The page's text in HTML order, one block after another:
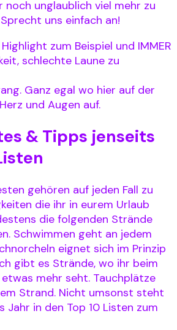
noch unglaublich viel mehr zu
uns einfach an!
zum Beispiel und IMMER
schlechte Laune zu
Ganz egal wo hier auf der
und Augen auf.
& Tipps jenseits
gehören auf jeden Fall zu
die ihr in eurem Urlaub
die folgenden Strände
Schwimmen geht an jedem
eignet sich im Prinzip
gibt es Strände, wo ihr beim
mehr seht. Tauchplätze
Strand. Nicht umsonst steht
Jahr in den Top 10 Listen zum